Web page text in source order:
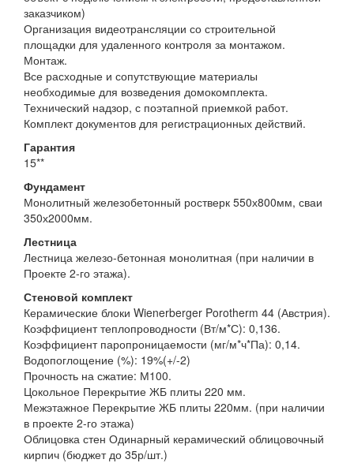
заказчиком)
Организация видеотрансляции со строительной
площадки для удаленного контроля за монтажом.
Монтаж.
Все расходные и сопутствующие материалы
необходимые для возведения домокомплекта.
Технический надзор, с поэтапной приемкой работ.
Комплект документов для регистрационных действий.
Гарантия
15**
Фундамент
Монолитный железобетонный ростверк 550х800мм, сваи
350х2000мм.
Лестница
Лестница железо-бетонная монолитная (при наличии в
Проекте 2-го этажа).
Стеновой комплект
Керамические блоки Wienerberger Porotherm 44 (Австрия).
Коэффициент теплопроводности (Вт/м*С): 0,136.
Коэффициент паропроницаемости (мг/м*ч*Па): 0,14.
Водопоглощение (%): 19%(+/-2)
Прочность на сжатие: М100.
Цокольное Перекрытие ЖБ плиты 220 мм.
Межэтажное Перекрытие ЖБ плиты 220мм. (при наличии
в проекте 2-го этажа)
Облицовка стен Одинарный керамический облицовочный
кирпич (бюджет до 35р/шт.)